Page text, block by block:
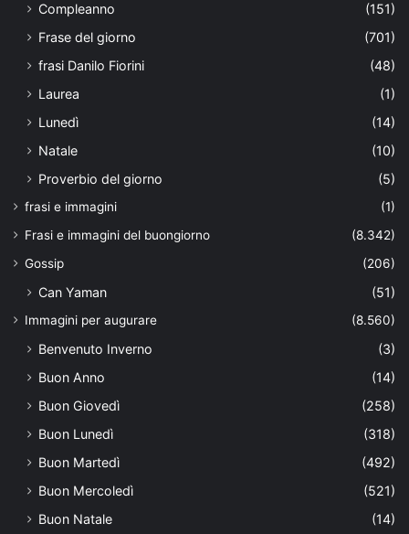
Compleanno
(151)
Frase del giorno
(701)
frasi Danilo Fiorini
(48)
Laurea
(1)
Lunedì
(14)
Natale
(10)
Proverbio del giorno
(5)
frasi e immagini
(1)
Frasi e immagini del buongiorno
(8.342)
Gossip
(206)
Can Yaman (51)
Immagini per augurare (8.560)
Benvenuto Inverno
(3)
Buon Anno
(14)
Buon Giovedì
(258)
Buon Lunedì
(318)
Buon Martedì
(492)
Buon Mercoledì
(521)
Buon Natale
(14)